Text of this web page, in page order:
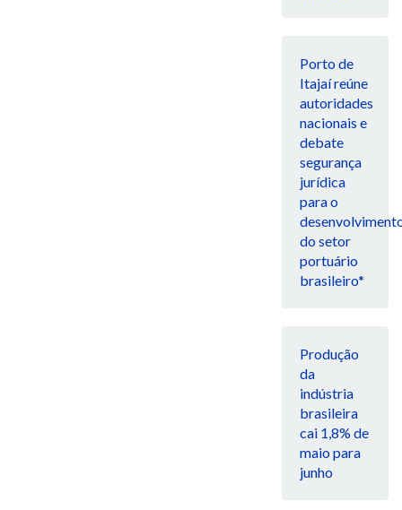
Porto de
Itajaí reúne
autoridades
nacionais e
debate
segurança
jurídica
para o
do setor
portuário
brasileiro*
Produção
da
indústria
brasileira
cai 1,8% de
maio para
junho